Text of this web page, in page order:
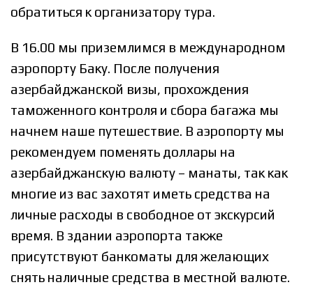
обратиться к организатору тура.
В 16.00 мы приземлимся в международном
аэропорту Баку. После получения
азербайджанской визы, прохождения
таможенного контроля и сбора багажа мы
начнем наше путешествие. В аэропорту мы
рекомендуем поменять доллары на
азербайджанскую валюту – манаты, так как
многие из вас захотят иметь средства на
личные расходы в свободное от экскурсий
время. В здании аэропорта также
присутствуют банкоматы для желающих
снять наличные средства в местной валюте.